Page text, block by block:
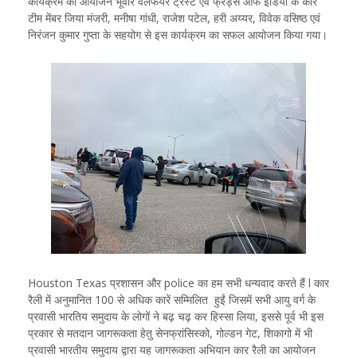
टीम मेंबर जिया मंजरी, मनीषा गांधी, राजेश पटेल, हरी अय्यर, विवेक वसिष्ठ एवं
निरंजन कुमार गुप्ता के सहयोग से इस कार्यक्रम का सफल आयोजन किया गया।
Houston Texas प्रशासन और police का हम सभी धन्यवाद करते हैं l कार
रैली में अनुमानित 100 से अधिक कारें सम्मिलित हुईं जिसमें सभी आयु वर्ग के
प्रवासी भारतिय समुदाय के लोगों ने बढ़ चढ़ कर हिस्सा लिया, इससे पूर्व भी इस
प्रकार से मतदान जागरूकता हेतु सेनफ्रांसिस्को, गोल्डन गेट, शिकागो में भी
प्रवासी भारतीय समुदाय द्वारा यह जागरूकता अभियान कार रैली का आयोजन